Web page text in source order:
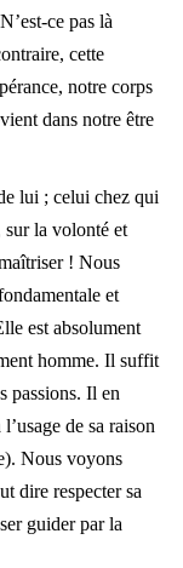
ce pas là
cette
notre corps
dans notre être
lui ; celui chez qui
sur la volonté et
! Nous
et
est absolument
homme. Il suffit
passions. Il en
de sa raison
Nous voyons
dire respecter sa
guider par la